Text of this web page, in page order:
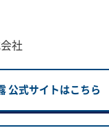
社
公式サイトはこちら